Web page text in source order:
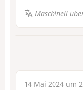
Maschinell
14 Mai 2024 um